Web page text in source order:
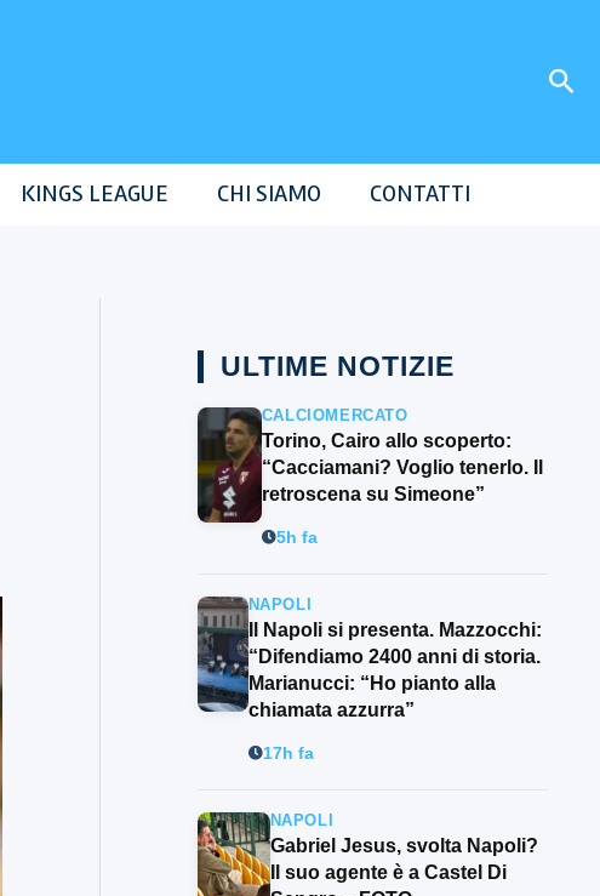
KINGS LEAGUE CHI SIAMO CONTATTI
ULTIME NOTIZIE
CALCIOMERCATO
Torino, Cairo allo scoperto:
“Cacciamani? Voglio tenerlo. Il
retroscena su Simeone”
5h fa
NAPOLI
Il Napoli si presenta. Mazzocchi:
“Difendiamo 2400 anni di storia.
Marianucci: “Ho pianto alla
chiamata azzurra”
17h fa
NAPOLI
Gabriel Jesus, svolta Napoli?
Il suo agente è a Castel Di